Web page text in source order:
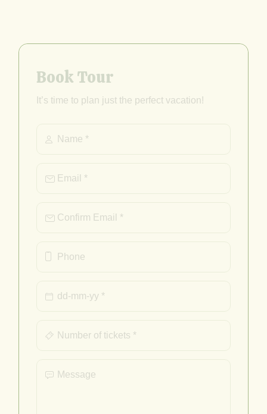
Book Tour
It’s time to plan just the perfect vacation!